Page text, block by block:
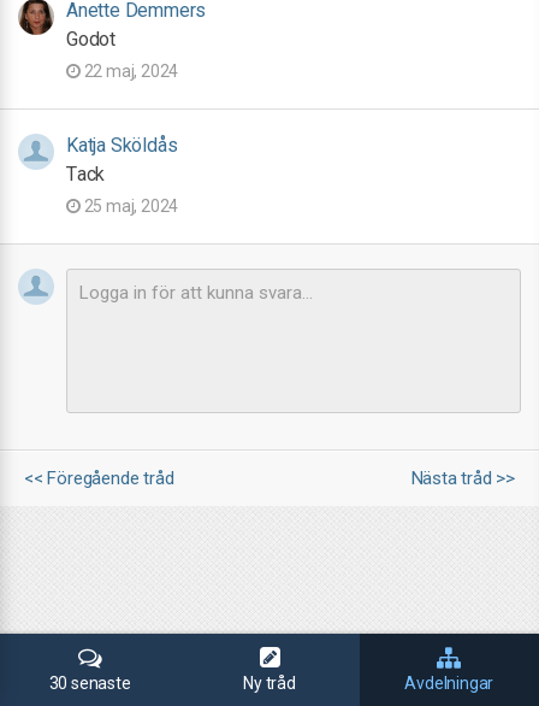
Anette Demmers
Godot
22 maj, 2024
Katja Sköldås
Tack
25 maj, 2024
<< Föregående tråd Nästa tråd >>
30 senaste Ny tråd Avdelningar